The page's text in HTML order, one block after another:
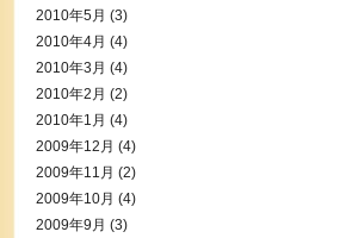
2010年5月 (3)
2010年4月 (4)
2010年3月 (4)
2010年2月 (2)
2010年1月 (4)
2009年12月 (4)
2009年11月 (2)
2009年10月 (4)
2009年9月 (3)